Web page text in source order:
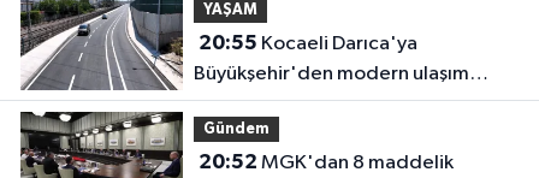
YAŞAM
20:55
Büyükşehir'den modern ulaşım
yatırımı
Gündem
20:52